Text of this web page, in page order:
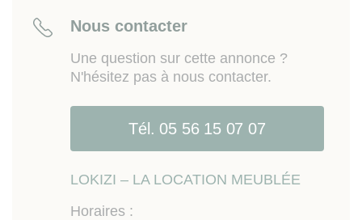
Nous contacter
Une question sur cette annonce ?
N'hésitez pas à nous contacter.
Tél. 05 56 15 07 07
LOKIZI – LA LOCATION MEUBLÉE
Horaires :